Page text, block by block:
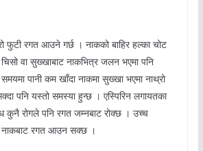
फुटी रगत आउने गर्छ । नाकको बाहिर हल्का चोट
चिसो वा सुख्खाबाट नाकभित्र जलन भएमा पनि
पानी कम खाँदा नाकमा सुख्खा भएमा नाथ्रो
पनि यस्तो समस्या हुन्छ । एस्पिरिन लगायतका
कुनै रोगले पनि रगत जम्नबाट रोक्छ । उच्च
नाकबाट रगत आउन सक्छ ।